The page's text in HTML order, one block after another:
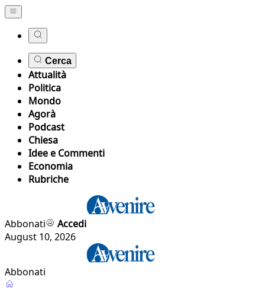
Cerca
Attualità
Politica
Mondo
Agorà
Podcast
Chiesa
Idee e Commenti
Economia
Rubriche
Abbonati
Accedi
August 10, 2026
Abbonati